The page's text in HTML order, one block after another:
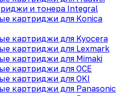
и тонера Integral
картриджи для Konica
картриджи для Kyocera
картриджи для Lexmark
картриджи для Mimaki
картриджи для OCE
картриджи для OKI
картриджи для Panasonic